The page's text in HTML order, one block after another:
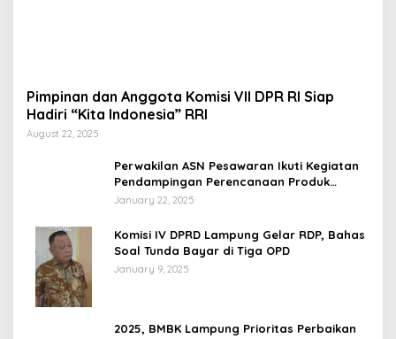
Pimpinan dan Anggota Komisi VII DPR RI Siap
Hadiri “Kita Indonesia” RRI
August 22, 2025
Perwakilan ASN Pesawaran Ikuti Kegiatan
Pendampingan Perencanaan Produk
Hukum
January 22, 2025
Komisi IV DPRD Lampung Gelar RDP, Bahas
Soal Tunda Bayar di Tiga OPD
January 9, 2025
2025, BMBK Lampung Prioritas Perbaikan